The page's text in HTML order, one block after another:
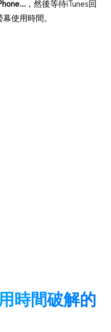
，然後等待iTunes回
使用時間。
時間破解的